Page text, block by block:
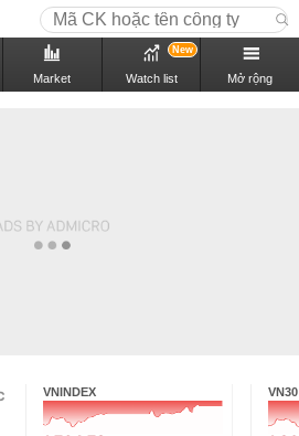
Market Watch list
New
Mở rộng
VNINDEX VN30